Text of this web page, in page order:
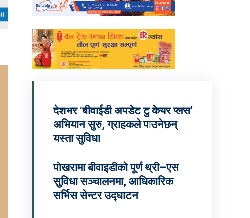
देशभर ‘बीवाईडी अपडेट टु केयर प्लस’
अभियान सुरु, ग्राहकले पाउनेछन्
यस्ता सुविधा
पोखरामा बीवाइडीको पूर्ण थ्री–एस
सुविधा सञ्चालनमा, आधिकारिक
सर्भिस सेन्टर उद्घाटन